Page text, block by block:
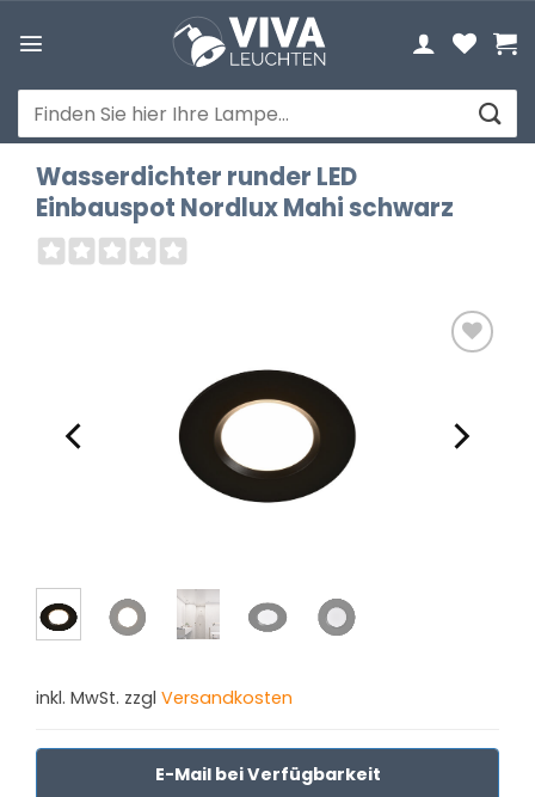
Inhalt
Suchen
nach:
Wasserdichter runder LED
Einbauspot Nordlux Mahi schwarz
inkl. MwSt. zzgl Versandkosten
E-Mail bei Verfügbarkeit